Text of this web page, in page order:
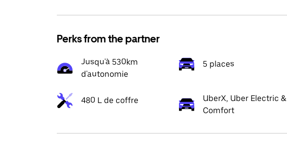
Perks from the partner
Jusqu'à 530km
d'autonomie
5 places
480 L de coffre
UberX, Uber Electric &
Comfort